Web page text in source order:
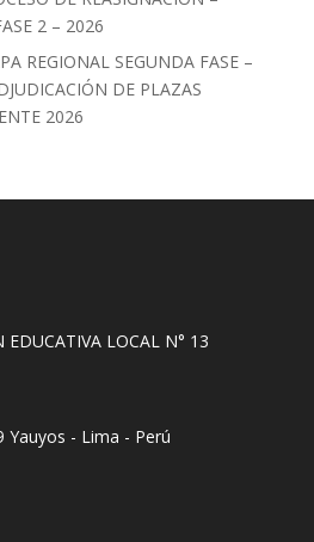
2 – 2026
REGIONAL SEGUNDA FASE –
DE PLAZAS
2026
LOCAL N° 13
Yauyos - Lima - Perú